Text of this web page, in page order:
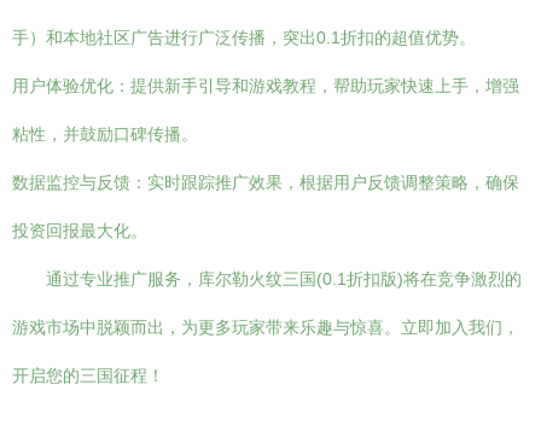
手）和本地社区广告进行广泛传播，突出0.1折扣的超值优势。
用户体验优化：提供新手引导和游戏教程，帮助玩家快速上手，增强
粘性，并鼓励口碑传播。
数据监控与反馈：实时跟踪推广效果，根据用户反馈调整策略，确保
投资回报最大化。
通过专业推广服务，库尔勒火纹三国(0.1折扣版)将在竞争激烈的
游戏市场中脱颖而出，为更多玩家带来乐趣与惊喜。立即加入我们，
开启您的三国征程！